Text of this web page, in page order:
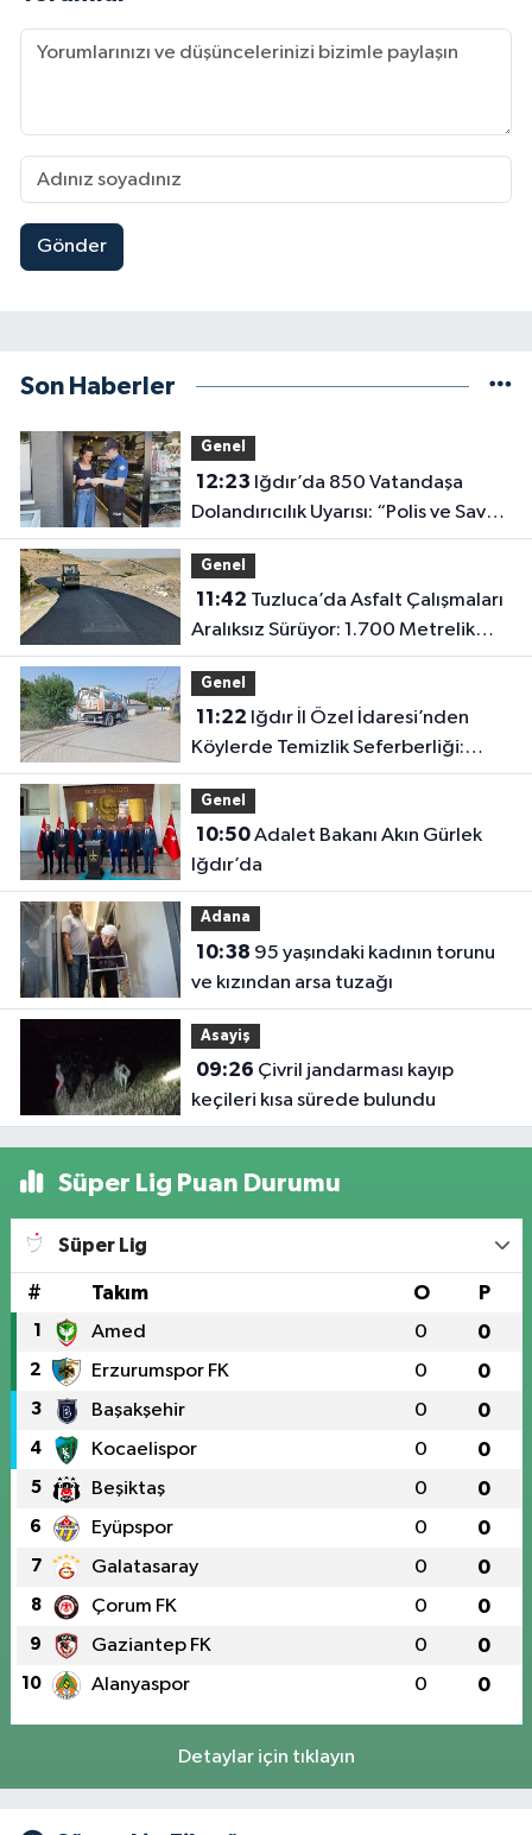
Gönder
Son Haberler
Genel
12:23
Dolandırıcılık Uyarısı: “Polis ve Savcı
Para İstemez”
Genel
11:42
Aralıksız Sürüyor: 1.700 Metrelik
Kısım Tamamlandı
Genel
11:22
Köylerde Temizlik Seferberliği:
“Daha Yaşanabilir Çevre İçin
Sahadayız”
Genel
10:50Adalet Bakanı Akın Gürlek
Iğdır’da
Adana
10:38
ve kızından arsa tuzağı
Asayiş
09:26
keçileri kısa sürede bulundu
Süper Lig Puan Durumu
Süper Lig
# Takım O P
1 Amed 0 0
2 Erzurumspor FK 0 0
3 Başakşehir 0 0
4 Kocaelispor 0 0
5 Beşiktaş 0 0
6 Eyüpspor 0 0
7 Galatasaray 0 0
8 Çorum FK 0 0
9 Gaziantep FK 0 0
10 Alanyaspor 0 0
Detaylar için tıklayın